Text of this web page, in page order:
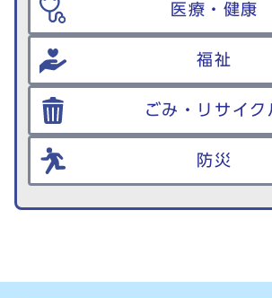
医療・健康
福祉
ごみ・リサイク
防災